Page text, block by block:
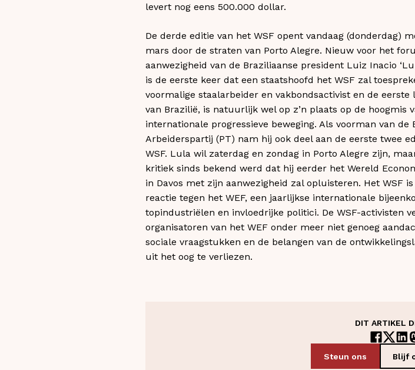
levert nog eens 500.000 dollar.
De derde editie van het WSF opent vandaag (donderdag)
mars door de straten van Porto Alegre. Nieuw voor het
aanwezigheid van de Braziliaanse president Luiz Inacio
is de eerste keer dat een staatshoofd het WSF zal
voormalige staalarbeider en vakbondsactivist en de eerste
van Brazilië, is natuurlijk wel op z’n plaats op de hoogmis
internationale progressieve beweging. Als voorman van de
Arbeiderspartij (PT) nam hij ook deel aan de eerste twee
WSF. Lula wil zaterdag en zondag in Porto Alegre zijn,
kritiek sinds bekend werd dat hij eerder het Wereld
in Davos met zijn aanwezigheid zal opluisteren. Het WSF
reactie tegen het WEF, een jaarlijkse internationale
topindustriëlen en invloedrijke politici. De WSF-activisten
organisatoren van het WEF onder meer niet genoeg
sociale vraagstukken en de belangen van de
uit het oog te verliezen.
DIT ARTIKEL
Steun ons Blijf